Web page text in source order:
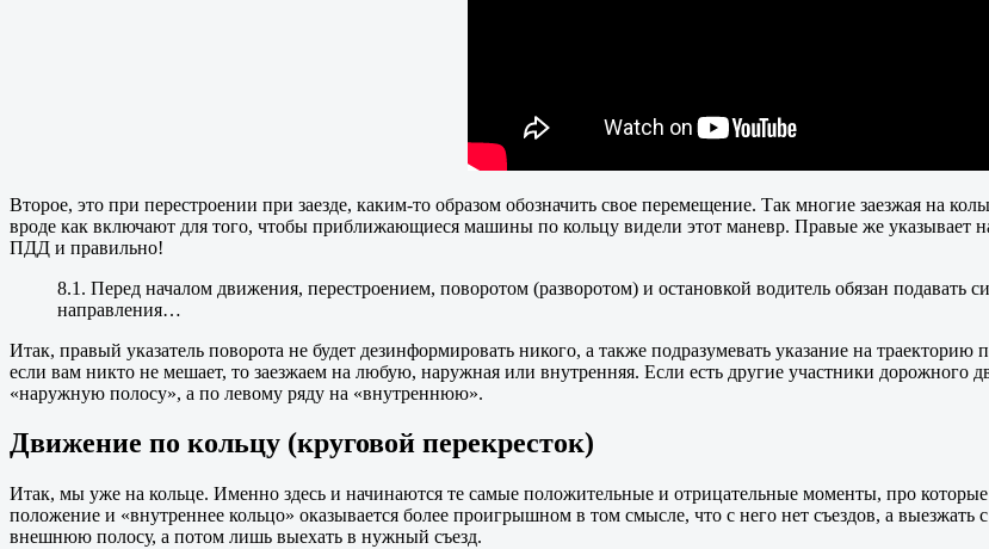
Второе, это при перестроении при заезде, каким-то образом обозначить свое перемещение. Так многие заезжая на
вроде как включают для того, чтобы приближающиеся машины по кольцу видели этот маневр. Правые же указывает
ПДД и правильно!
8.1. Перед началом движения, перестроением, поворотом (разворотом) и остановкой водитель обязан подавать
направления…
Итак, правый указатель поворота не будет дезинформировать никого, а также подразумевать указание на
если вам никто не мешает, то заезжаем на любую, наружная или внутренняя. Если есть другие участники дорожного
«наружную полосу», а по левому ряду на «внутреннюю».
Движение по кольцу (круговой перекресток)
Итак, мы уже на кольце. Именно здесь и начинаются те самые положительные и отрицательные моменты, про которые
положение и «внутреннее кольцо» оказывается более проигрышном в том смысле, что с него нет съездов, а выезжать
внешнюю полосу, а потом лишь выехать в нужный съезд.